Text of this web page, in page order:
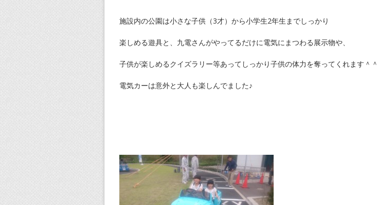
施設内の公園は小さな子供（3才）から小学生2年生までしっかり
楽しめる遊具と、九電さんがやってるだけに電気にまつわる展示物や、
子供が楽しめるクイズラリー等あってしっかり子供の体力を奪ってくれます＾＾
電気カーは意外と大人も楽しんでました♪